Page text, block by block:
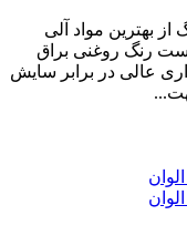
بهترین مواد آلی
رنگ روغنی براق
عالی در ﺑﺮاﺑﺮ ﺳﺎﯾﺶ